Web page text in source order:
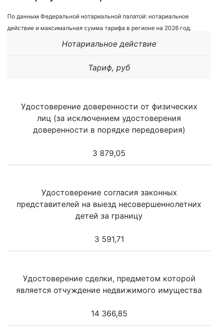
По данным Федеральной нотариальной палатой: нотариальное
действие и максимальная сумма тарифа в регионе на 2026 год.
Нотариальное действие
Тариф, руб
Удостоверение доверенности от физических
лиц (за исключением удостоверения
доверенности в порядке передоверия)
3 879,05
Удостоверение согласия законных
представителей на выезд несовершеннолетних
детей за границу
3 591,71
Удостоверение сделки, предметом которой
является отчуждение недвижимого имущества
14 366,85